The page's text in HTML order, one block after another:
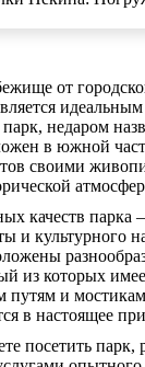
от
недаром
в южной
своими
качеств парка
и культурного
из которых
путям и
в настоящее
посетить парк,